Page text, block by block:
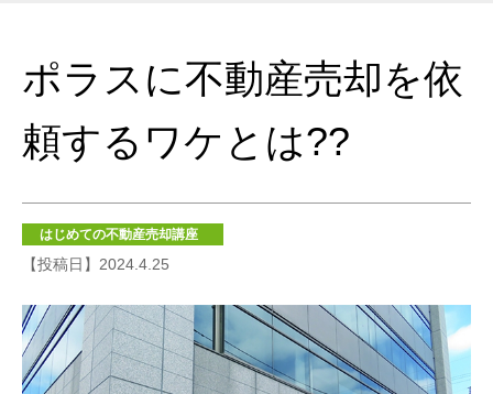
ポラスに不動産売却を依
頼するワケとは??
はじめての不動産売却講座
【投稿日】2024.4.25